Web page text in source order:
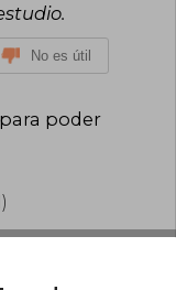
No es útil
para poder